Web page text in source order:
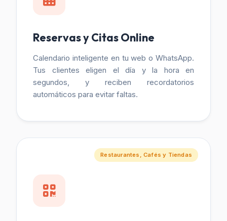
Reservas y Citas Online
Calendario inteligente en tu web o WhatsApp.
Tus clientes eligen el día y la hora en
segundos, y reciben recordatorios
automáticos para evitar faltas.
Restaurantes, Cafés y Tiendas